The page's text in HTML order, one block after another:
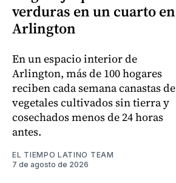
verduras en un cuarto en
Arlington
En un espacio interior de
Arlington, más de 100 hogares
reciben cada semana canastas de
vegetales cultivados sin tierra y
cosechados menos de 24 horas
antes.
EL TIEMPO LATINO TEAM
7 de agosto de 2026